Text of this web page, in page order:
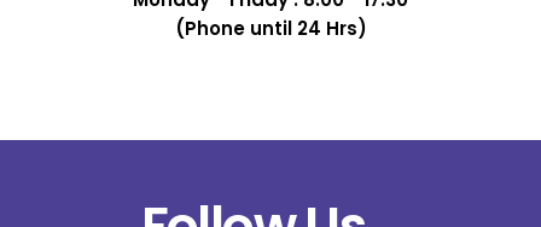
(Phone until 24 Hrs)